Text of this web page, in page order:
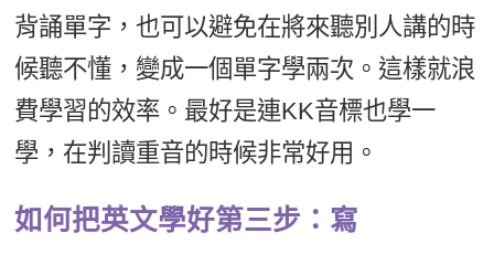
背誦單字，也可以避免在將來聽別人講的時
候聽不懂，變成一個單字學兩次。這樣就浪
費學習的效率。最好是連KK音標也學一
學，在判讀重音的時候非常好用。
如何把英文學好第三步：寫